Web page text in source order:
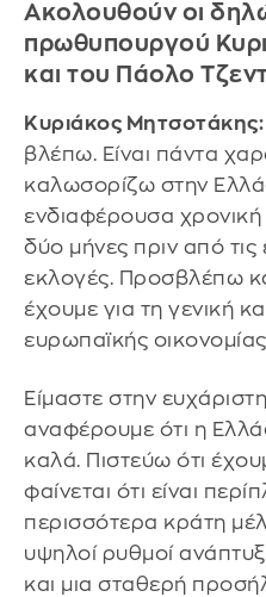
Ακολουθούν οι
πρωθυπουργού
και του Πάολο
Κυριάκος Μητσοτάκης:
βλέπω. Είναι πάντα
καλωσορίζω στην
ενδιαφέρουσα χρονική
δύο μήνες πριν από
εκλογές. Προσβλέπω
έχουμε για τη γενική
ευρωπαϊκής
Είμαστε στην
αναφέρουμε ότι η
καλά. Πιστεύω ότι
φαίνεται ότι είναι
περισσότερα κράτη
υψηλοί ρυθμοί
και μια σταθερή